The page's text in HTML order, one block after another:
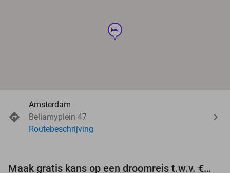
hotel
Amsterdam
Bellamyplein 47
Routebeschrijving
Maak gratis kans op een droomreis t.w.v. €3.000!